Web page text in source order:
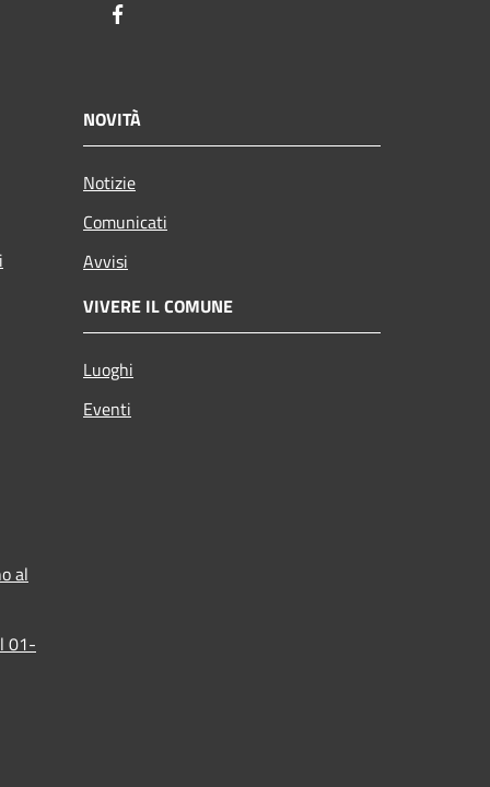
NOVITÀ
Notizie
Comunicati
Avvisi
VIVERE IL COMUNE
Luoghi
Eventi
al
01-